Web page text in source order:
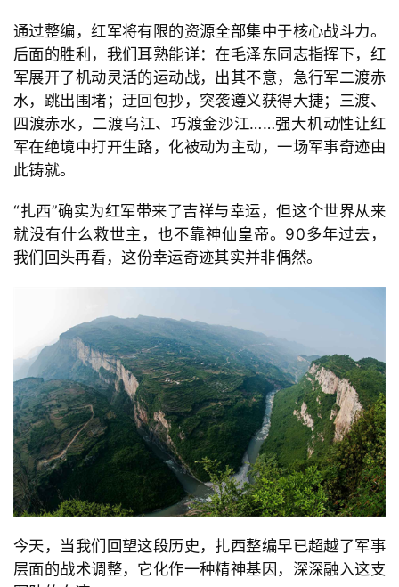
通过整编，红军将有限的资源全部集中于核心战斗力。
后面的胜利，我们耳熟能详：在毛泽东同志指挥下，红
军展开了机动灵活的运动战，出其不意，急行军二渡赤
水，跳出围堵；迂回包抄，突袭遵义获得大捷；三渡、
四渡赤水，二渡乌江、巧渡金沙江……强大机动性让红
军在绝境中打开生路，化被动为主动，一场军事奇迹由
此铸就。
“扎西”确实为红军带来了吉祥与幸运，但这个世界从来
就没有什么救世主，也不靠神仙皇帝。 90多年过去，
我们回头再看，这份幸运奇迹其实并非偶然。
今天，当我们回望这段历史，扎西整编早已超越了军事
层面的战术调整，它化作一种精神基因，深深融入这支